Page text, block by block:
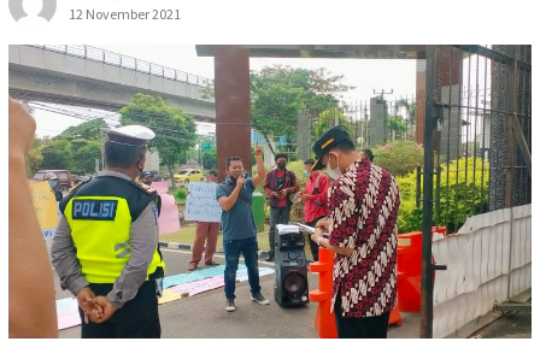
12 November 2021